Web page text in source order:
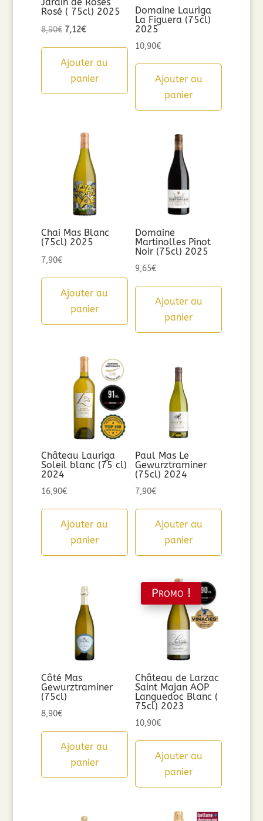
Rosé ( 75cl) 2025
8,90€ Le
initial
était :
7,12€Le
actuel
est :
Ajouter au
panier
Domaine Lauriga
La Figuera (75cl)
2025
10,90€
Ajouter au
panier
Chai Mas Blanc
(75cl) 2025
7,90€
Ajouter au
panier
Domaine
Martinolles Pinot
Noir (75cl) 2025
9,65€
Ajouter au
panier
Château Lauriga
Soleil blanc (75 cl)
2024
16,90€
Ajouter au
panier
Paul Mas Le
Gewurztraminer
(75cl) 2024
7,90€
Ajouter au
panier
Côté Mas
Gewurztraminer
(75cl)
8,90€
Ajouter au
panier
Promo !
Château de Larzac
Saint Majan AOP
Languedoc Blanc (
75cl) 2023
10,90€
Ajouter au
panier